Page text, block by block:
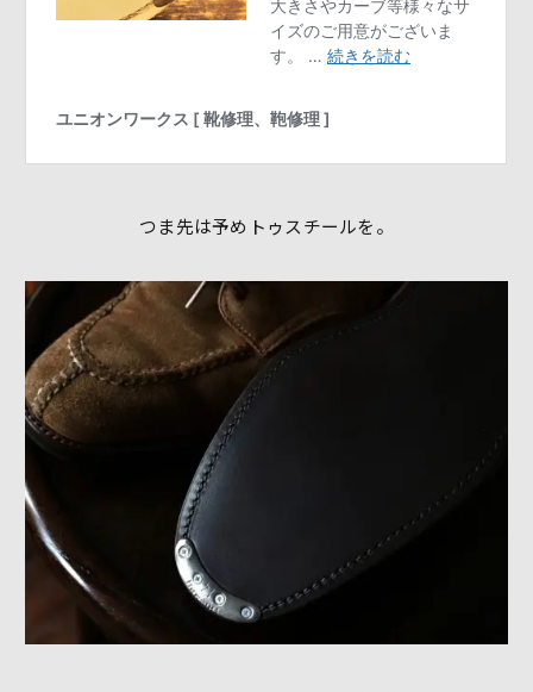
つま先は予めトゥスチールを。